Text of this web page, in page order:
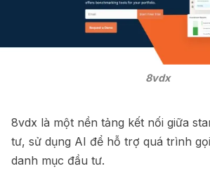
8vdx
8vdx là một nền tảng kết nối giữa
tư, sử dụng AI để hỗ trợ quá trình
danh mục đầu tư.